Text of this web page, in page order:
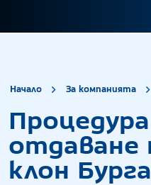
Начало За компанията
отдаване
клон